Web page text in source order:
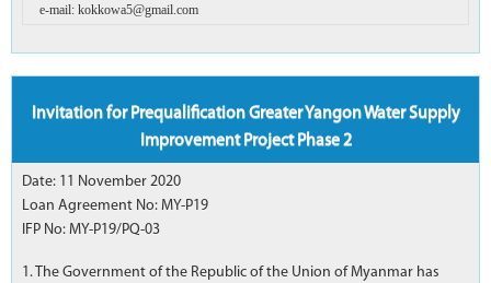
e-mail: kokkowa5@gmail.com
Invitation for Prequalification Greater Yangon Water Supply
Improvement Project Phase 2
Date: 11 November 2020
Loan Agreement No: MY-P19
IFP No: MY-P19/PQ-03
1. The Government of the Republic of the Union of Myanmar has